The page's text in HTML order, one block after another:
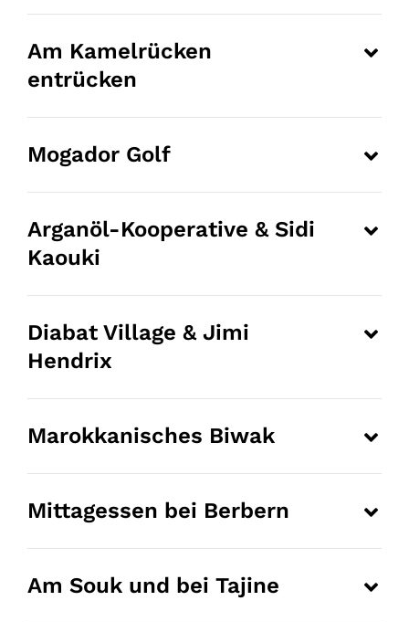
Am Kamelrücken
entrücken
Mogador Golf
Arganöl-Kooperative & Sidi
Kaouki
Diabat Village & Jimi
Hendrix
Marokkanisches Biwak
Mittagessen bei Berbern
Am Souk und bei Tajine